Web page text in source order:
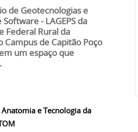
de Geotecnologias e
- LAGEPS da
Federal Rural da
Campus de Capitão Poço
um espaço que
e Tecnologia da